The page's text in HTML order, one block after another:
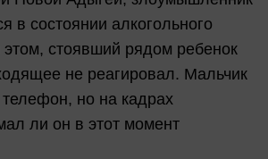
в состоянии алкогольного
стоявший рядом ребенок
не реагировал. Мальчик
но на кадрах
ли он в этот момент